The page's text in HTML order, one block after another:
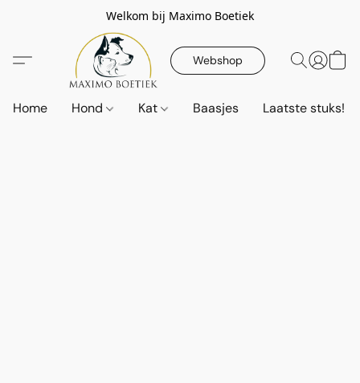
Welkom bij Maximo Boetiek
Webshop
Home Hond Kat Baasjes Laatste stuks!